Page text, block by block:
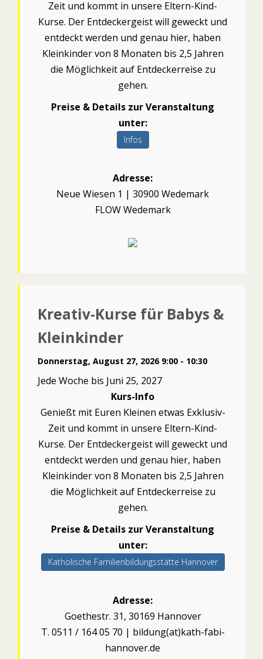
Zeit und kommt in unsere Eltern-Kind-
Kurse. Der Entdeckergeist will geweckt und
entdeckt werden und genau hier, haben
Kleinkinder von 8 Monaten bis 2,5 Jahren
die Möglichkeit auf Entdeckerreise zu
gehen.
Preise & Details zur Veranstaltung
unter:
Infos
Adresse:
Neue Wiesen 1 | 30900 Wedemark
FLOW Wedemark
Kreativ-Kurse für Babys &
Kleinkinder
Donnerstag, August 27, 2026 9:00 - 10:30
Jede Woche bis Juni 25, 2027
Kurs-Info
Genießt mit Euren Kleinen etwas Exklusiv-
Zeit und kommt in unsere Eltern-Kind-
Kurse. Der Entdeckergeist will geweckt und
entdeckt werden und genau hier, haben
Kleinkinder von 8 Monaten bis 2,5 Jahren
die Möglichkeit auf Entdeckerreise zu
gehen.
Preise & Details zur Veranstaltung
unter:
Katholische Familienbildungsstätte Hannover
Adresse:
Goethestr. 31, 30169 Hannover
T. 0511 / 164 05 70 | bildung(at)kath-fabi-
hannover.de